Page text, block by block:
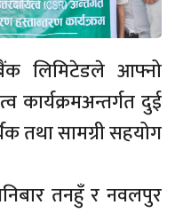
लिमिटेडले आफ्नो
कार्यक्रमअन्तर्गत दुई
तथा सामग्री सहयोग
तनहुँ र नवलपुर